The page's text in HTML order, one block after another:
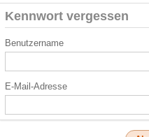
Kennwort vergessen
Benutzername
E-Mail-Adresse